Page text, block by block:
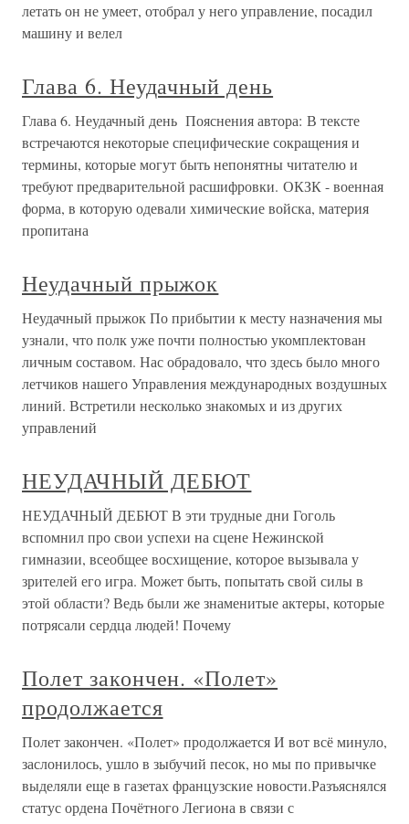
летать он не умеет, отобрал у него управление, посадил
машину и велел
Глава 6. Неудачный день
Глава 6. Неудачный день Пояснения автора: В тексте
встречаются некоторые специфические сокращения и
термины, которые могут быть непонятны читателю и
требуют предварительной расшифровки. ОКЗК - военная
форма, в которую одевали химические войска, материя
пропитана
Неудачный прыжок
Неудачный прыжок По прибытии к месту назначения мы
узнали, что полк уже почти полностью укомплектован
личным составом. Нас обрадовало, что здесь было много
летчиков нашего Управления международных воздушных
линий. Встретили несколько знакомых и из других
управлений
НЕУДАЧНЫЙ ДЕБЮТ
НЕУДАЧНЫЙ ДЕБЮТ В эти трудные дни Гоголь
вспомнил про свои успехи на сцене Нежинской
гимназии, всеобщее восхищение, которое вызывала у
зрителей его игра. Может быть, попытать свой силы в
этой области? Ведь были же знаменитые актеры, которые
потрясали сердца людей! Почему
Полет закончен. «Полет»
продолжается
Полет закончен. «Полет» продолжается И вот всё минуло,
заслонилось, ушло в зыбучий песок, но мы по привычке
выделяли еще в газетах французские новости.Разъяснялся
статус ордена Почётного Легиона в связи с